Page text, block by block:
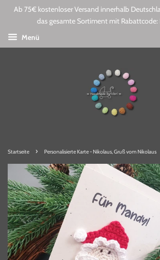
Ab 75€ kostenloser Versand innerhalb
das gesamte Sortiment mit Rabattcode:
Menü
Startseite › Personalisierte Karte - Nikolaus, Gruß vom Nikolaus